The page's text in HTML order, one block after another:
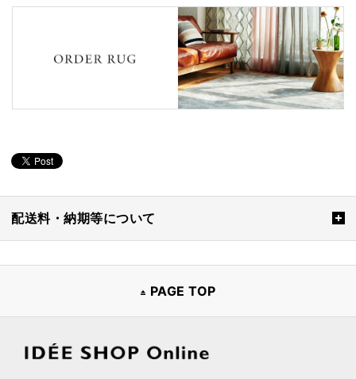
配送料・納期等について
PAGE TOP